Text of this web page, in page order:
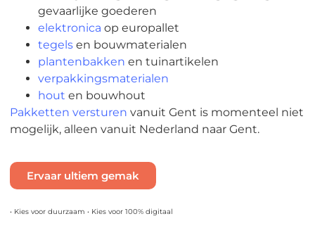
gevaarlijke goederen
elektronica op europallet
tegelsen bouwmaterialen
plantenbakken en tuinartikelen
verpakkingsmaterialen
hout en bouwhout
Pakketten versturen vanuit Gent is momenteel niet
mogelijk, alleen vanuit Nederland naar Gent.
Ervaar ultiem gemak
• Kies voor duurzaam • Kies voor 100% digitaal